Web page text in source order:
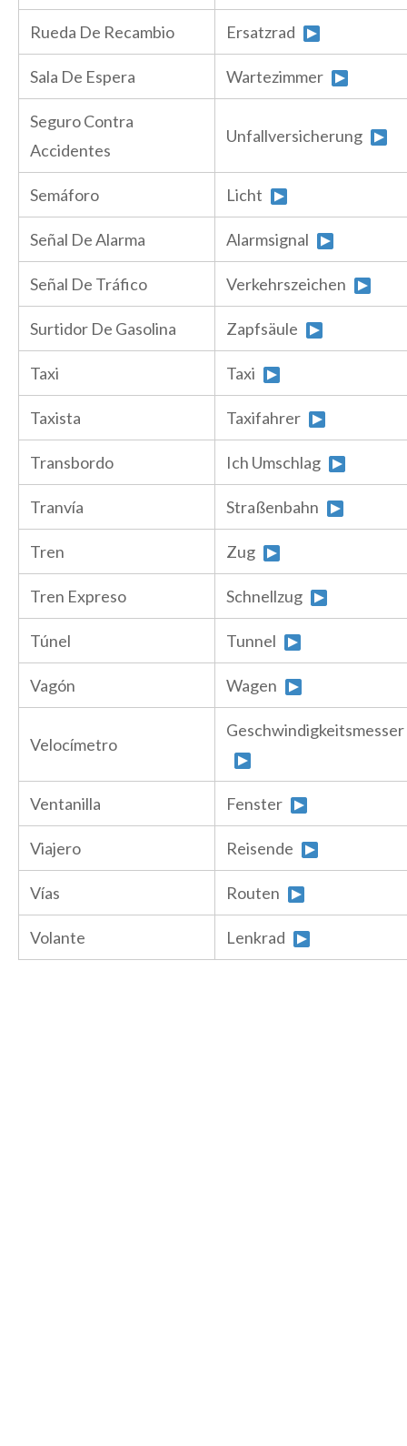
Rueda De Recambio Ersatzrad
Sala De Espera Wartezimmer
Seguro Contra
Accidentes
Unfallversicherung
Semáforo Licht
Señal De Alarma Alarmsignal
Señal De Tráfico Verkehrszeichen
Surtidor De Gasolina Zapfsäule
Taxi Taxi
Taxista Taxifahrer
Transbordo Ich Umschlag
Tranvía Straßenbahn
Tren Zug
Tren Expreso Schnellzug
Túnel Tunnel
Vagón Wagen
Velocímetro
Geschwindigkeitsmesser
Ventanilla Fenster
Viajero Reisende
Vías Routen
Volante Lenkrad